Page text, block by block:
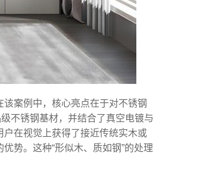
案例中，核心亮点在于对不锈钢
不锈钢基材，并结合了真空电镀与
在视觉上获得了接近传统实木或
势。这种“形似木、质如钢”的处理